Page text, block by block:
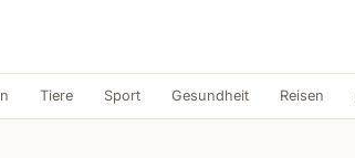
Tiere Sport Gesundheit Reisen